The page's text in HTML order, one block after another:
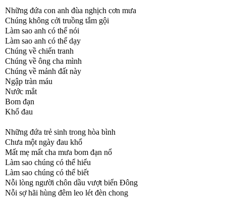
Những đứa con anh đùa nghịch cơn mưa
Chúng không cởi truồng tắm gội
Làm sao anh có thể nói
Làm sao anh có thể dạy
Chúng về chiến tranh
Chúng về ông cha mình
Chúng về mảnh đất này
Ngập tràn máu
Nước mắt
Bom đạn
Khổ đau
Những đứa trẻ sinh trong hòa bình
Chưa một ngày đau khổ
Mất mẹ mất cha mưa bom đạn nổ
Làm sao chúng có thể hiểu
Làm sao chúng có thể biết
Nỗi lòng người chôn dầu vượt biển Đông
Nỗi sợ hãi hùng đêm leo lét đèn chong